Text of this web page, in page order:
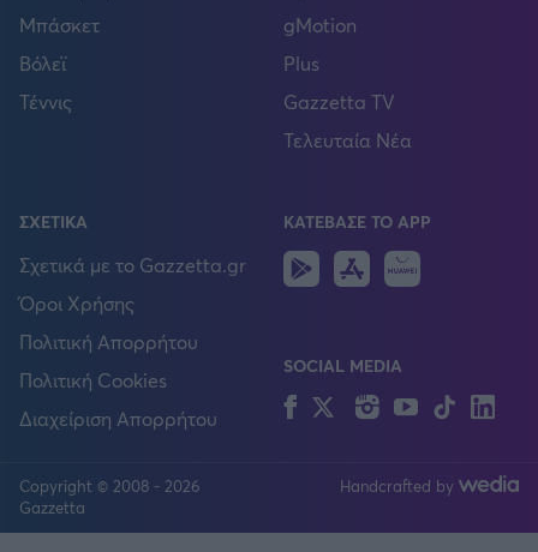
FOLLOW US
Μπάσκετ
Βόλεϊ
Τέννις
gMotion
Plus
Gazzetta TV
Τελευταία Νέα
ΣΧΕΤΙΚΑ
Σχετικά με το Gazzetta.gr
Όροι Χρήσης
Πολιτική Απορρήτου
Πολιτική Cookies
Διαχείριση Απορρήτου
ΚΑΤΕΒΑΣΕ ΤΟ APP
Android
IOS
SOCIAL MEDIA
FacebookTwitterInstagram
YouTubeTikTok
Copyright © 2008 - 2026
Gazzetta
Handcrafted by